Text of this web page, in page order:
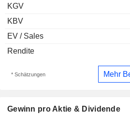
KGV
KBV
EV / Sales
Rendite
* Schätzungen Mehr
Gewinn pro Aktie & Dividende